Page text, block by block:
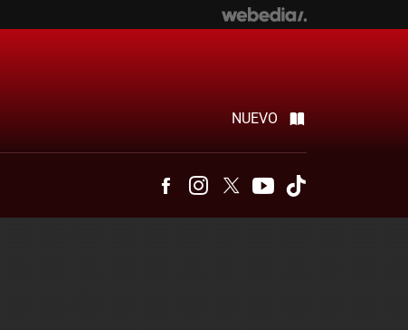
NUEVO
FacebookInstagram
Twitter Youtube